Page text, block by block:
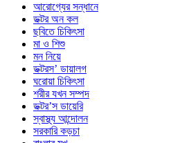
আরোগ্যের সন্ধানে
ডক্টর অন কল
ছবিতে চিকিৎসা
মা ও শিশু
মন নিয়ে
ডক্টরস’ ডায়ালগ
ঘরোয়া চিকিৎসা
শরীর যখন সম্পদ
ডক্টর’স ডায়েরি
স্বাস্থ্য আন্দোলন
সরকারি কড়চা